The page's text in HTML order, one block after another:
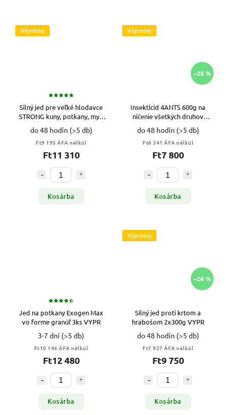
Výpredaj
Silný jed pre veľké hlodavce
STRONG kuny, potkany, myši
20 ks VYPR
do 48 hodín (>5 db)
Ft9 195 ÁFA nélkül
Ft11 310
Kosárba
Výpredaj
–25 %
Insekticíd 4ANTS 600g na
ničenie všetkých druhov
mravcov VYPR
do 48 hodín (>5 db)
Ft6 341 ÁFA nélkül
Ft7 800
Kosárba
Jed na potkany Exogen Max
vo forme granúľ 3ks VYPR
3-7 dní (>5 db)
Ft10 146 ÁFA nélkül
Ft12 480
Kosárba
Výpredaj
–26 %
Silný jed proti krtom a
hrabošom 2x300g VYPR
do 48 hodín (>5 db)
Ft7 927 ÁFA nélkül
Ft9 750
Kosárba